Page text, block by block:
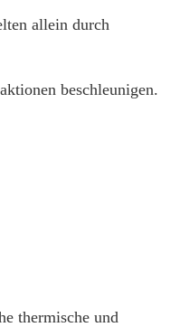
allein durch
beschleunigen.
thermische und